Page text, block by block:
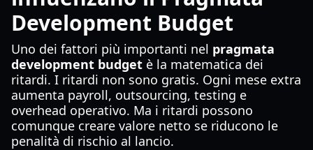
Development Budget
Uno dei fattori più importanti nel pragmata
development budget è la matematica dei
ritardi. I ritardi non sono gratis. Ogni mese extra
aumenta payroll, outsourcing, testing e
overhead operativo. Ma i ritardi possono
comunque creare valore netto se riducono le
penalità di rischio al lancio.